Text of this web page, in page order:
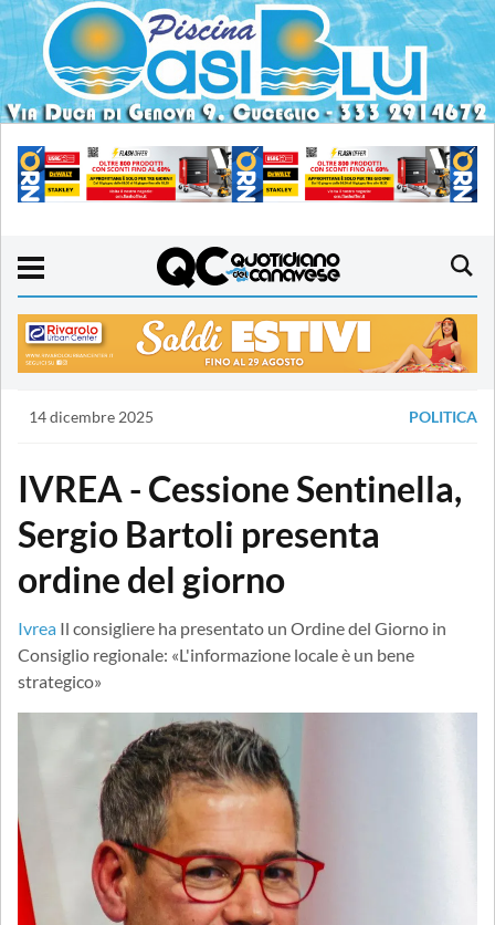
14 dicembre 2025 POLITICA
IVREA - Cessione Sentinella,
Sergio Bartoli presenta
ordine del giorno
Ivrea Il consigliere ha presentato un Ordine del Giorno in
Consiglio regionale: «L'informazione locale è un bene
strategico»